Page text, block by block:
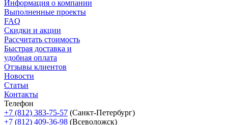
Информация о компании
Выполненные проекты
FAQ
Скидки и акции
Рассчитать стоимость
Быстрая доставка и
удобная оплата
Отзывы клиентов
Новости
Статьи
Контакты
Телефон
+7 (812) 383-75-57 (Санкт-Петербург)
+7 (812) 409-36-98 (Всеволожск)